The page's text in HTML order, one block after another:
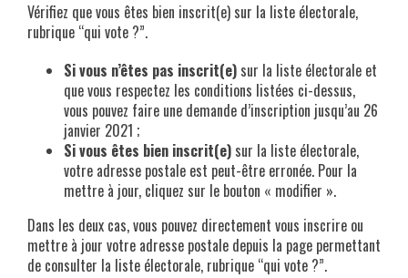
Vérifiez que vous êtes bien inscrit(e) sur la liste électorale,
rubrique “qui vote ?”.
Si vous n’êtes pas inscrit(e)sur la liste électorale et
que vous respectez les conditions listées ci-dessus,
vous pouvez faire une demande d’inscription jusqu’au 26
janvier 2021 ;
Si vous êtes bien inscrit(e)sur la liste électorale,
votre adresse postale est peut-être erronée. Pour la
mettre à jour, cliquez sur le bouton « modifier ».
Dans les deux cas, vous pouvez directement vous inscrire ou
mettre à jour votre adresse postale depuis la page permettant
de consulter la liste électorale, rubrique “qui vote ?”.